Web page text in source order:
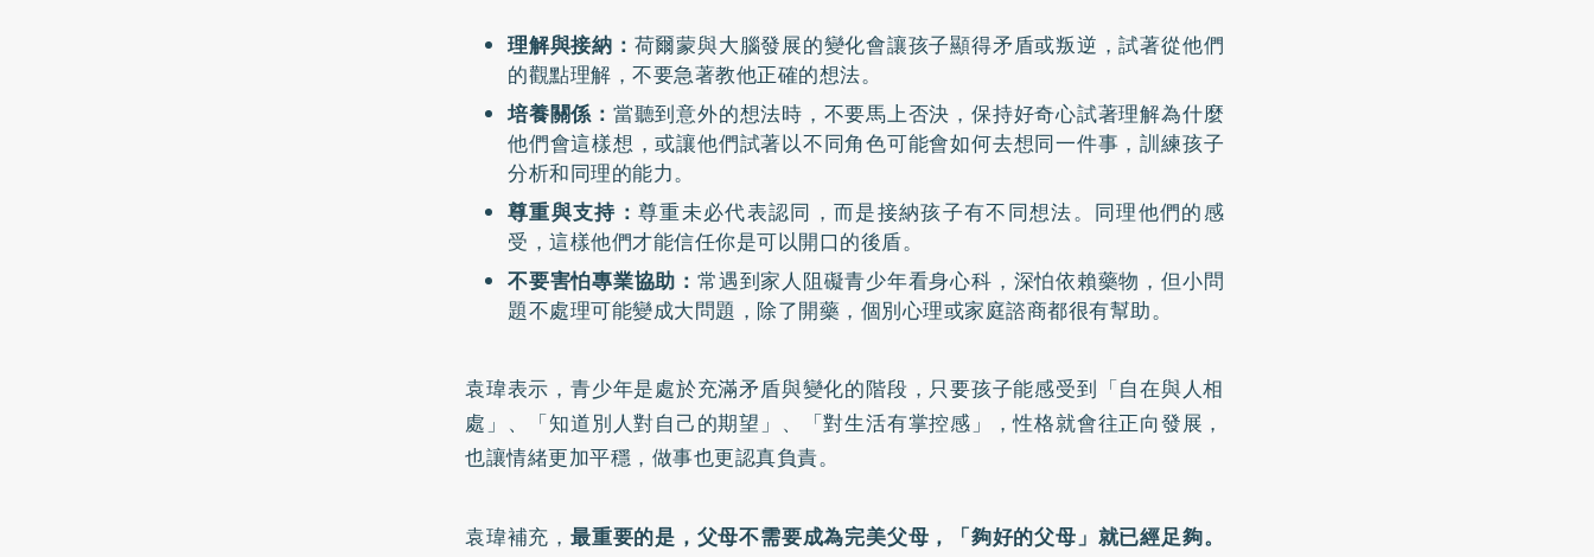
理解與接納： 荷爾蒙與大腦發展的變化會讓孩子顯得矛盾或叛逆，試著從他們
的觀點理解，不要急著教他正確的想法。
培養關係： 當聽到意外的想法時，不要馬上否決，保持好奇心試著理解為什麼
他們會這樣想，或讓他們試著以不同角色可能會如何去想同一件事，訓練孩子
分析和同理的能力。
尊重與支持： 尊重未必代表認同，而是接納孩子有不同想法。同理他們的感
受，這樣他們才能信任你是可以開口的後盾。
不要害怕專業協助： 常遇到家人阻礙青少年看身心科，深怕依賴藥物，但小問
題不處理可能變成大問題，除了開藥，個別心理或家庭諮商都很有幫助。
袁瑋表示，青少年是處於充滿矛盾與變化的階段，只要孩子能感受到「自在與人相
處」、「知道別人對自己的期望」、「對生活有掌控感」，性格就會往正向發展，
也讓情緒更加平穩，做事也更認真負責。
袁瑋補充， 最重要的是，父母不需要成為完美父母，「夠好的父母」就已經足夠。